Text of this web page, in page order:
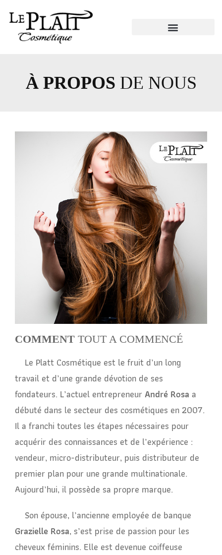
À PROPOS DE NOUS
COMMENT TOUT A COMMENCÉ
Le Platt Cosmétique est le fruit d’un long
travail et d’une grande dévotion de ses
fondateurs. L’actuel entrepreneur André Rosa a
débuté dans le secteur des cosmétiques en 2007.
Il a franchi toutes les étapes nécessaires pour
acquérir des connaissances et de l’expérience :
vendeur, micro-distributeur, puis distributeur de
premier plan pour une grande multinationale.
Aujourd’hui, il possède sa propre marque.
Son épouse, l’ancienne employée de banque
Grazielle Rosa, s’est prise de passion pour les
cheveux féminins. Elle est devenue coiffeuse